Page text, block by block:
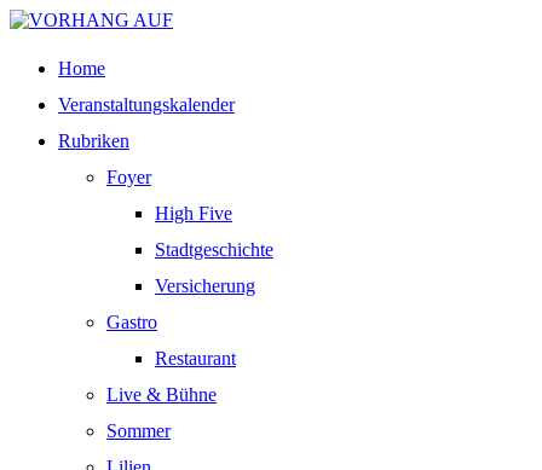
Home
Veranstaltungskalender
Rubriken
Foyer
High Five
Stadtgeschichte
Versicherung
Gastro
Restaurant
Live & Bühne
Sommer